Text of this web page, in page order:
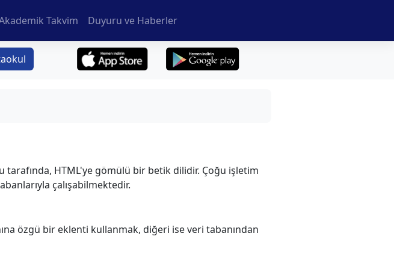
Takvim Duyuru ve Haberler
tarafında, HTML'ye gömülü bir betik dilidir. Çoğu işletim
çalışabilmektedir.
özgü bir eklenti kullanmak, diğeri ise veri tabanından